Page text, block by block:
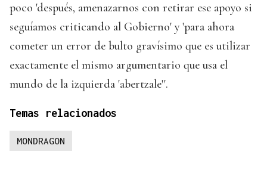
poco 'después, amenazarnos con retirar ese apoyo si
seguíamos criticando al Gobierno' y 'para ahora
cometer un error de bulto gravísimo que es utilizar
exactamente el mismo argumentario que usa el
mundo de la izquierda 'abertzale''.
Temas relacionados
MONDRAGON